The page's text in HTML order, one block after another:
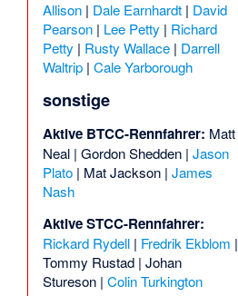
Allison| Dale Earnhardt| David
Pearson| Lee Petty | Richard
Petty | Rusty Wallace| Darrell
Waltrip| Cale Yarborough
sonstige
Aktive BTCC-Rennfahrer: Matt
Neal| Gordon Shedden| Jason
Plato| Mat Jackson| James
Nash
Aktive STCC-Rennfahrer:
Rickard Rydell| Fredrik Ekblom |
Tommy Rustad| Johan
Stureson| Colin Turkington